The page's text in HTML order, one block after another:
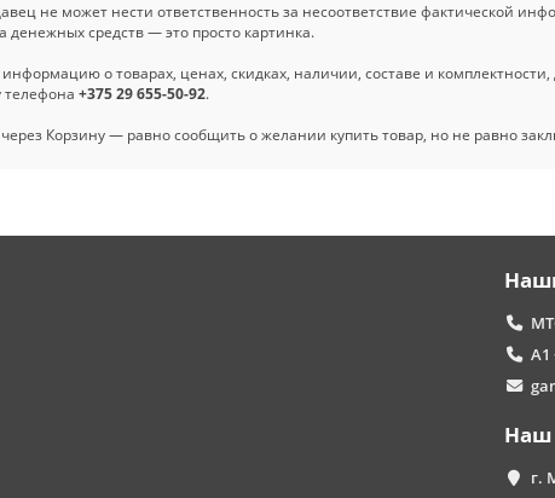
не может нести ответственность за несоответствие фактической
денежных средств — это просто картинка.
о товарах, ценах, скидках, наличии, составе и
телефона +375 29 655-50-92.
Корзину — равно сообщить о желании купить товар, но не равно
А1
Наш
г.